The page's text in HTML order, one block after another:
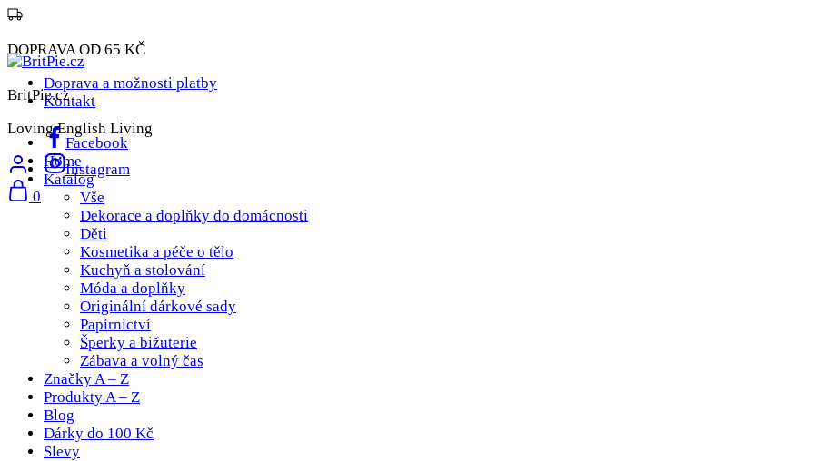
DOPRAVA OD 65 KČ
Doprava a možnosti platby
Kontakt
Facebook
Instagram
BritPie.cz
Loving English Living
0
Home
Katalog
Vše
Dekorace a doplňky do domácnosti
Děti
Kosmetika a péče o tělo
Kuchyň a stolování
Móda a doplňky
Originální dárkové sady
Papírnictví
Šperky a bižuterie
Zábava a volný čas
Značky A – Z
Produkty A – Z
Blog
Dárky do 100 Kč
Slevy